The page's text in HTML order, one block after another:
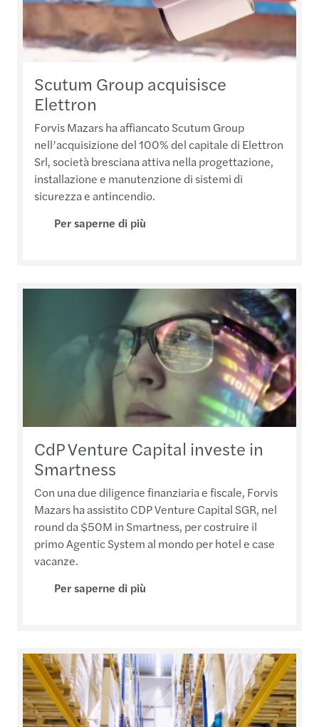
Scutum Group acquisisce
Elettron
Forvis Mazars ha affiancato Scutum Group
nell’acquisizione del 100% del capitale di Elettron
Srl, società bresciana attiva nella progettazione,
installazione e manutenzione di sistemi di
sicurezza e antincendio.
Per saperne di più
CdP Venture Capital investe in
Smartness
Con una due diligence finanziaria e fiscale, Forvis
Mazars ha assistito CDP Venture Capital SGR, nel
round da $50M in Smartness, per costruire il
primo Agentic System al mondo per hotel e case
vacanze.
Per saperne di più